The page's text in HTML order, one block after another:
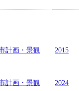
計画・景観 2015
計画・景観 2024